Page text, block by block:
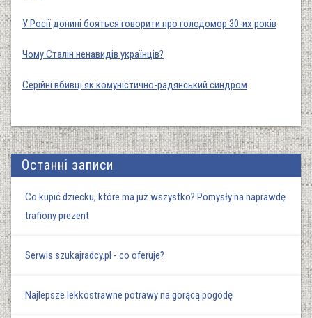
У Росії донині бояться говорити про голодомор 30-их років
Чому Сталін ненавидів українців?
Серійні вбивці як комуністично-радянський синдром
Останні записи
Co kupić dziecku, które ma już wszystko? Pomysły na naprawdę
trafiony prezent
Serwis szukajradcy.pl - co oferuje?
Najlepsze lekkostrawne potrawy na gorącą pogodę